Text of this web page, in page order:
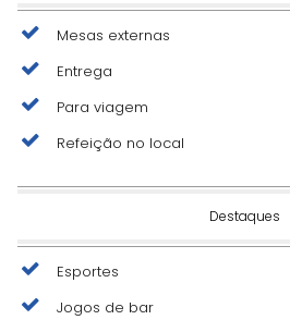
Mesas externas
Entrega
Para viagem
Refeição no local
Destaques
Esportes
Jogos de bar